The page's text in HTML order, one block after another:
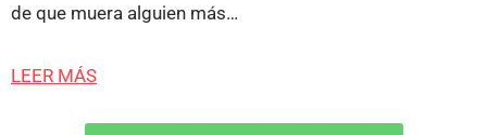
de que muera alguien más…
LEER MÁS